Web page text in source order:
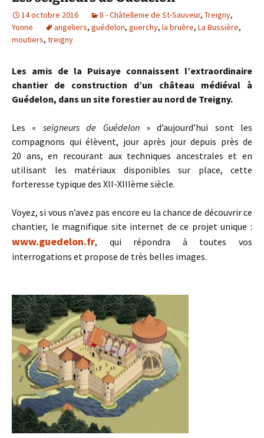
14 octobre 2016 8 - Châtellenie de St-Sauveur, Treigny,
Yonne
angeliers, guédelon, guerchy, la bruère, La Bussière,
moutiers, treigny
Les amis de la Puisaye connaissent l’extraordinaire
chantier de construction d’un château médiéval à
Guédelon, dans un site forestier au nord de Treigny.
Les « seigneurs de Guédelon» d’aujourd’hui sont les
compagnons qui élèvent, jour après jour depuis près de
20 ans, en recourant aux techniques ancestrales et en
utilisant les matériaux disponibles sur place, cette
forteresse typique des XII-XIIIème siècle.
Voyez, si vous n’avez pas encore eu la chance de découvrir ce
chantier, le magnifique site internet de ce projet unique :
www.guedelon.fr, qui répondra à toutes vos
interrogations et propose de très belles images.